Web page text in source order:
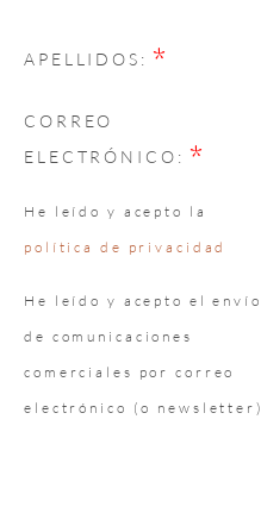
APELLIDOS: *
CORREO
ELECTRÓNICO: *
He leído y acepto la
política de privacidad
He leído y acepto el envío
de comunicaciones
comerciales por correo
electrónico (o newsletter)